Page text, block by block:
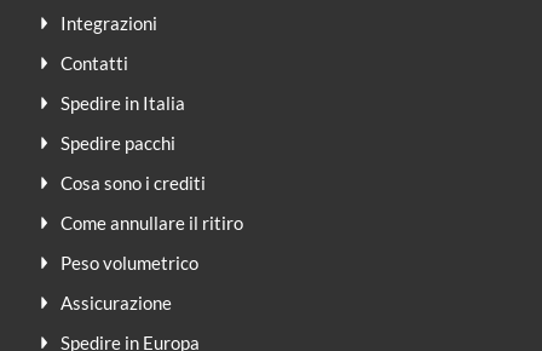
Integrazioni
Contatti
Spedire in Italia
Spedire pacchi
Cosa sono i crediti
Come annullare il ritiro
Peso volumetrico
Assicurazione
Spedire in Europa